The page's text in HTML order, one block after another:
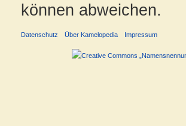
können abweichen.
Datenschutz Über Kamelopedia Impressum